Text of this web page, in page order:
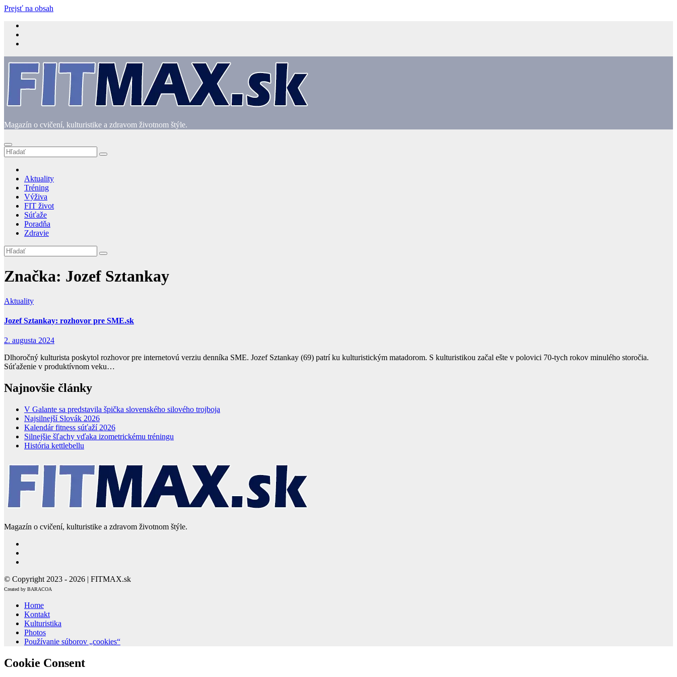
Prejsť na obsah
Magazín o cvičení, kulturistike a zdravom životnom štýle.
Aktuality
Tréning
Výživa
FIT život
Súťaže
Poradňa
Zdravie
Značka: Jozef Sztankay
Aktuality
Jozef Sztankay: rozhovor pre SME.sk
2. augusta 2024
Dlhoročný kulturista poskytol rozhovor pre internetovú verziu denníka SME. Jozef Sztankay (69) patrí ku kulturistickým matadorom. S kulturistikou začal ešte v polovici 70-tych rokov minulého storočia.
Súťaženie v produktívnom veku…
Najnovšie články
V Galante sa predstavila špička slovenského silového trojboja
Najsilnejší Slovák 2026
Kalendár fitness súťaží 2026
Silnejšie šľachy vďaka izometrickému tréningu
História kettlebellu
Magazín o cvičení, kulturistike a zdravom životnom štýle.
© Copyright 2023 - 2026 | FITMAX.sk
Created by BARACOA
Home
Kontakt
Kulturistika
Photos
Používanie súborov „cookies“